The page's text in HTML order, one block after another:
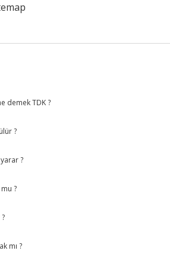
demek TDK ?
?
?
?
mı ?